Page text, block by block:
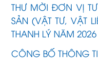
THƯ MỜI ĐƠN VỊ
SẢN (VẬT TƯ, VẬT
THANH LÝ NĂM 2026
CÔNG BỐ THÔNG